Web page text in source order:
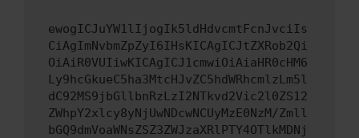
ewogICJuYW1lIjogIk5ldHdvcmtFcnJvciIs
CiAgImNvbmZpZyI6IHsKICAgICJtZXRob2Qi
OiAiR0VUIiwKICAgICJ1cmwiOiAiaHR0cHM6
Ly9hcGkueC5ha3MtcHJvZC5hdWRhcmlzLm5l
dC92MS9jbGllbnRzLzI2NTkvd2Vic2l0ZS12
ZWhpY2xlcy8yNjUwNDcwNCUyMzE0NzM/Zmll
bGQ9dmVoaWNsZSZ3ZWJzaXRlPTY4OTlkMDNj